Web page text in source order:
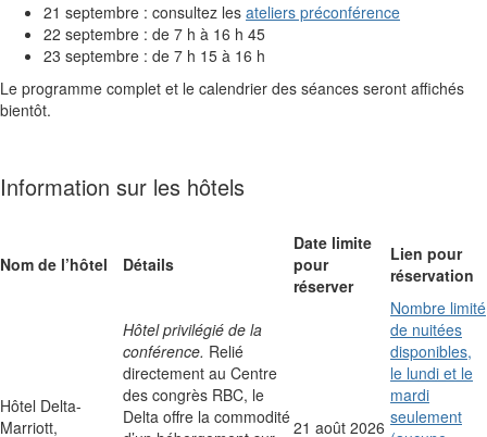
21 septembre : consultez les ateliers préconférence
22 septembre : de 7 h à 16 h 45
23 septembre : de 7 h 15 à 16 h
Le programme complet et le calendrier des séances seront affichés
bientôt.
Information sur les hôtels
Nom de l’hôtel Détails
Date limite
pour
réserver
Lien pour
réservation
Hôtel Delta-
Marriott,
Hôtel privilégié de la
conférence. Relié
directement au Centre
des congrès RBC, le
Delta offre la commodité21 août 2026
Nombre limité
de nuitées
disponibles,
le lundi et le
mardi
seulement